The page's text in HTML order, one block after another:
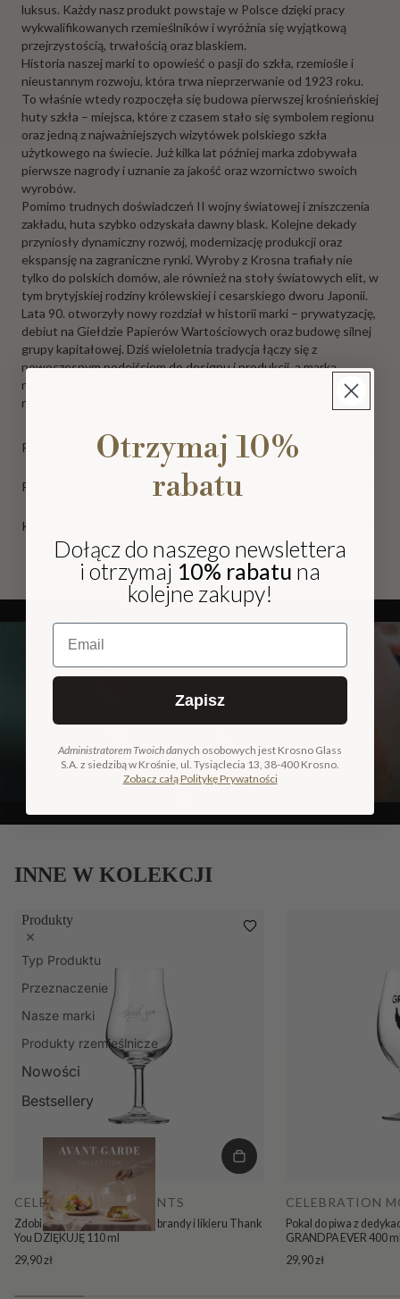
Produkty
Typ Produktu
Przeznaczenie
Nasze marki
Produkty rzemieślnicze
Nowości
Bestsellery
koszyku:
luksus. Każdy nasz produkt powstaje w Polsce dzięki pracy
wykwalifikowanych rzemieślników i wyróżnia się wyjątkową
przejrzystością, trwałością oraz blaskiem.
Historia naszej marki to opowieść o pasji do szkła, rzemiośle i
nieustannym rozwoju, która trwa nieprzerwanie od 1923 roku.
To właśnie wtedy rozpoczęła się budowa pierwszej krośnieńskiej
huty szkła – miejsca, które z czasem stało się symbolem regionu
oraz jedną z najważniejszych wizytówek polskiego szkła
użytkowego na świecie. Już kilka lat później marka zdobywała
pierwsze nagrody i uznanie za jakość oraz wzornictwo swoich
wyrobów.
Pomimo trudnych doświadczeń II wojny światowej i zniszczenia
zakładu, huta szybko odzyskała dawny blask. Kolejne dekady
przyniosły dynamiczny rozwój, modernizację produkcji oraz
ekspansję na zagraniczne rynki. Wyroby z Krosna trafiały nie
tylko do polskich domów, ale również na stoły światowych elit, w
tym brytyjskiej rodziny królewskiej i cesarskiego dworu Japonii.
Lata 90. otworzyły nowy rozdział w historii marki – prywatyzację,
debiut na Giełdzie Papierów Wartościowych oraz budowę silnej
grupy kapitałowej. Dziś wieloletnia tradycja łączy się z
nowoczesnym podejściem do designu i produkcji, a marka
niezmiennie pozostaje symbolem jakości, elegancji i polskiego
rzemiosła cenionego na całym świecie.
RĘKODZIEŁO
PROCES PROJEKTOWANIA
KROSNO DZISIAJ
INNE W KOLEKCJI
CELEBRATION MOMENTS
Zdobiony kieliszek do whisky, brandy i likieru Thank
You DZIĘKUJĘ 110 ml
29,90 zł
CELEBRATION
Pokal do piwa z
GRANDPA EVER 400
29,90 zł
Otrzymaj 10%
rabatu
Dołącz do naszego newslettera
i otrzymaj 10% rabatu na
kolejne zakupy!
Email
Zapisz
Administratorem Twoich danych osobowych jest Krosno Glass
S.A. z siedzibą w Krośnie, ul. Tysiąclecia 13, 38-400 Krosno.
Zobacz całą Politykę Prywatności